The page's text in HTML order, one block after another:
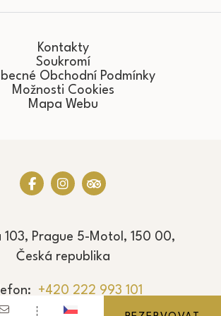
Kontakty
Soukromí
Obchodní Podmínky
Možnosti Cookies
Mapa Webu
103, Prague 5-Motol, 150 00,
Česká republika
+420 222 993 101